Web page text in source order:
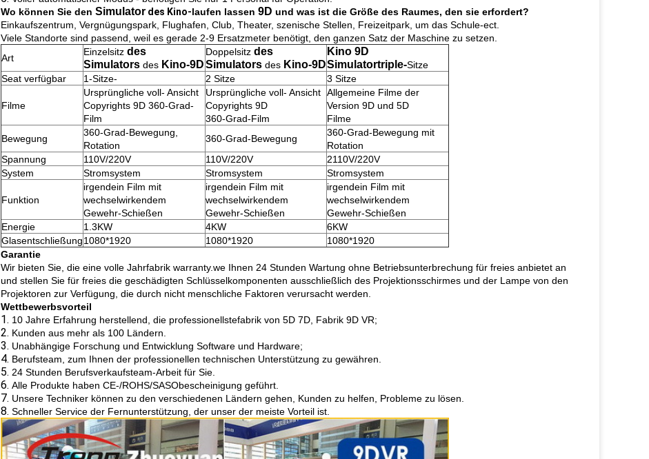
Wo können Sie den Simulator des Kino-laufen lassen 9D und was ist die Größe des Raumes, den sie erfordert?
Einkaufszentrum, Vergnügungspark, Flughafen, Club, Theater, szenische Stellen, Freizeitpark, um das Schule-ect.
Viele Standorte sind passend, weil es gerade 2-9 Ersatzmeter benötigt, den ganzen Satz der Maschine zu setzen.
Art
Einzelsitz des
Simulators des Kino-9D
Doppelsitz des
Simulators des Kino-9D
Kino 9D
Simulatortriple-Sitze
Seat verfügbar
1-Sitze- 2 Sitze 3 Sitze
Filme
Ursprüngliche voll- Ansicht
Copyrights 9D 360-Grad-
Film
Ursprüngliche voll- Ansicht
Copyrights 9D
360-Grad-Film
Allgemeine Filme der
Version 9D und 5D
Filme
Bewegung
360-Grad-Bewegung,
Rotation
360-Grad-Bewegung
360-Grad-Bewegung mit
Rotation
Spannung
110V/220V 110V/220V
2110V/220V
System
Stromsystem Stromsystem Stromsystem
Funktion
irgendein Film mit
wechselwirkendem
Gewehr-Schießen
irgendein Film mit
wechselwirkendem
Gewehr-Schießen
irgendein Film mit
wechselwirkendem
Gewehr-Schießen
Energie
1.3KW 4KW
6KW
Glasentschließung1080*1920 1080*1920
1080*1920
Garantie
Wir bieten Sie, die eine volle Jahrfabrik warranty.we Ihnen 24 Stunden Wartung ohne Betriebsunterbrechung für freies anbietet an
und stellen Sie für freies die geschädigten Schlüsselkomponenten ausschließlich des Projektionsschirmes und der Lampe von den
Projektoren zur Verfügung, die durch nicht menschliche Faktoren verursacht werden.
Wettbewerbsvorteil
1. 10 Jahre Erfahrung herstellend, die professionellstefabrik von 5D 7D, Fabrik 9D VR;
2. Kunden aus mehr als 100 Ländern.
3. Unabhängige Forschung und Entwicklung Software und Hardware;
4. Berufsteam, zum Ihnen der professionellen technischen Unterstützung zu gewähren.
5. 24 Stunden Berufsverkaufsteam-Arbeit für Sie.
6. Alle Produkte haben CE-/ROHS/SASObescheinigung geführt.
7. Unsere Techniker können zu den verschiedenen Ländern gehen, Kunden zu helfen, Probleme zu lösen.
8. Schneller Service der Fernunterstützung, der unser der meiste Vorteil ist.